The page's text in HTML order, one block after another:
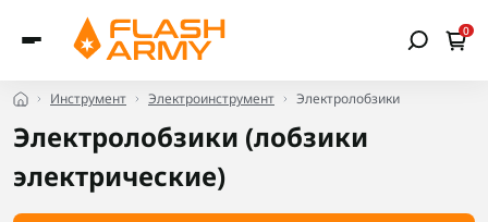
0
Инструмент Электроинструмент Электролобзики
Электролобзики (лобзики
электрические)